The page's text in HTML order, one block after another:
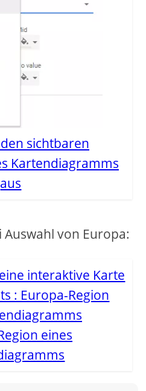
sichtbaren
Kartendiagramms
aus
von Europa:
eines